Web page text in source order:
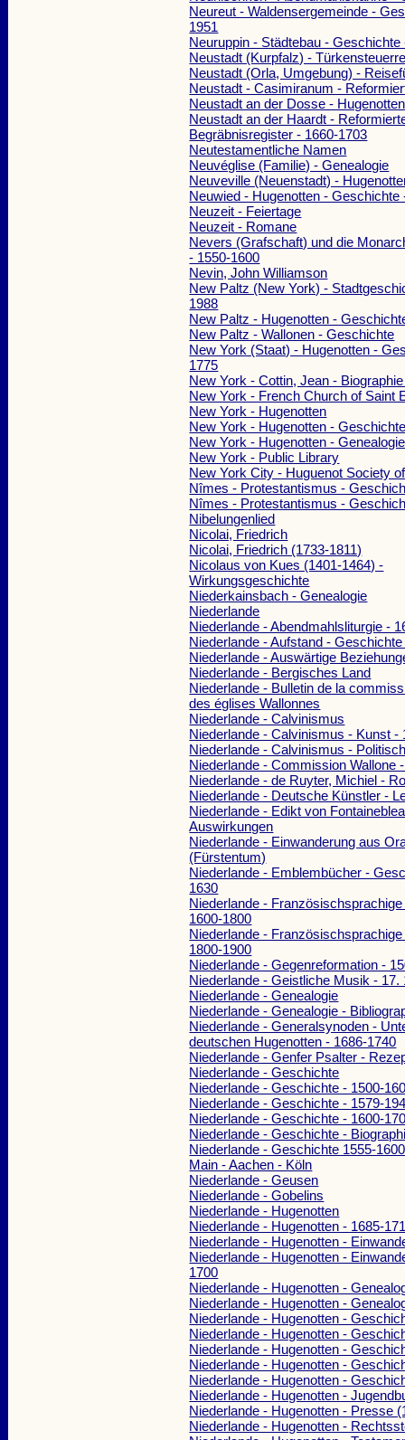
Neureut - Waldensergemeinde -
1951
Neuruppin - Städtebau - Geschichte
Neustadt (Kurpfalz) -
Neustadt (Orla, Umgebung) -
Neustadt - Casimiranum -
Neustadt an der Dosse -
Neustadt an der Haardt -
Begräbnisregister - 1660-1703
Neutestamentliche Namen
Neuvéglise (Familie) - Genealogie
Neuveville (Neuenstadt) -
Neuwied - Hugenotten - Geschichte
Neuzeit - Feiertage
Neuzeit - Romane
Nevers (Grafschaft) und die
- 1550-1600
Nevin, John Williamson
New Paltz (New York) -
1988
New Paltz - Hugenotten -
New Paltz - Wallonen - Geschichte
New York (Staat) - Hugenotten -
1775
New York - Cottin, Jean -
New York - French Church of Saint
New York - Hugenotten
New York - Hugenotten -
New York - Hugenotten -
New York - Public Library
New York City - Huguenot Society
Nîmes - Protestantismus -
Nîmes - Protestantismus -
Nibelungenlied
Nicolai, Friedrich
Nicolai, Friedrich (1733-1811)
Nicolaus von Kues (1401-1464) -
Wirkungsgeschichte
Niederkainsbach - Genealogie
Niederlande
Niederlande - Abendmahlsliturgie -
Niederlande - Aufstand -
Niederlande - Auswärtige
Niederlande - Bergisches Land
Niederlande - Bulletin de la
des églises Wallonnes
Niederlande - Calvinismus
Niederlande - Calvinismus - Kunst -
Niederlande - Calvinismus -
Niederlande - Commission Wallone
Niederlande - de Ruyter, Michiel -
Niederlande - Deutsche Künstler -
Niederlande - Edikt von
Auswirkungen
Niederlande - Einwanderung aus
(Fürstentum)
Niederlande - Emblembücher -
1630
Niederlande -
1600-1800
Niederlande -
1800-1900
Niederlande - Gegenreformation -
Niederlande - Geistliche Musik - 17.
Niederlande - Genealogie
Niederlande - Genealogie -
Niederlande - Generalsynoden -
deutschen Hugenotten - 1686-1740
Niederlande - Genfer Psalter -
Niederlande - Geschichte
Niederlande - Geschichte - 1500-
Niederlande - Geschichte - 1579-
Niederlande - Geschichte - 1600-
Niederlande - Geschichte -
Niederlande - Geschichte 1555-
Main - Aachen - Köln
Niederlande - Geusen
Niederlande - Gobelins
Niederlande - Hugenotten
Niederlande - Hugenotten - 1685-
Niederlande - Hugenotten -
Niederlande - Hugenotten -
1700
Niederlande - Hugenotten -
Niederlande - Hugenotten -
Niederlande - Hugenotten -
Niederlande - Hugenotten -
Niederlande - Hugenotten -
Niederlande - Hugenotten -
Niederlande - Hugenotten -
Niederlande - Hugenotten -
Niederlande - Hugenotten - Presse
Niederlande - Hugenotten -